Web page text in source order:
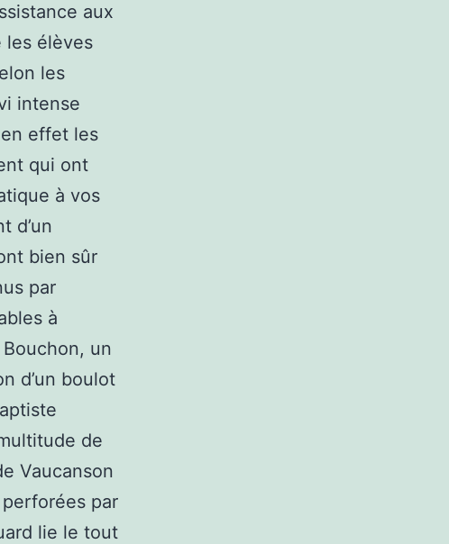
aux
les élèves
les
intense
effet les
qui ont
à vos
d’un
bien sûr
par
à
Bouchon, un
d’un boulot
de
Vaucanson
par
lie le tout